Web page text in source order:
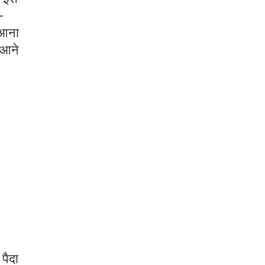
आने